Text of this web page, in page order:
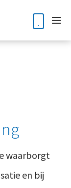
waarborgt
en bij